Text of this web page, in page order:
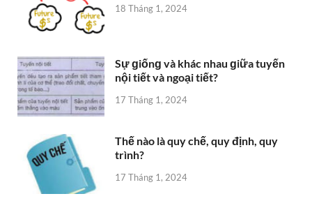
18 Tháng 1, 2024
Sự ɡiốnɡ và khác nhau ɡiữa tuyến
nội tiết và ngoại tiết?
17 Tháng 1, 2024
Thế nào là quy chế, quy định, quy
trình?
17 Tháng 1, 2024